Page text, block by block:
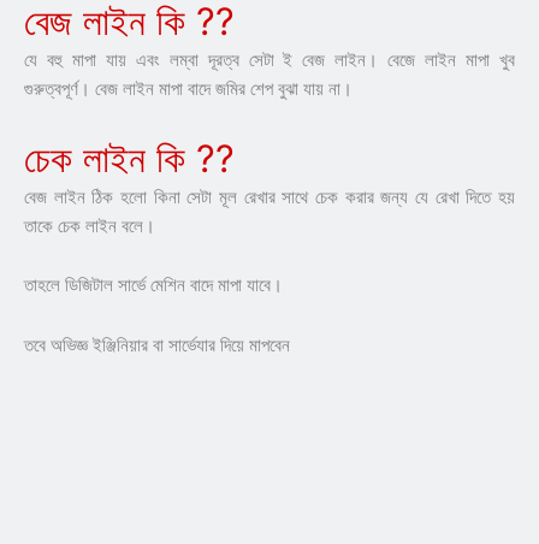
বেজ লাইন কি ??
যে বহু মাপা যায় এবং লম্বা দূরত্ব সেটা ই বেজ লাইন। বেজে লাইন মাপা খুব
গুরুত্বপূর্ণ। বেজ লাইন মাপা বাদে জমির শেপ বুঝা যায় না।
চেক লাইন কি ??
বেজ লাইন ঠিক হলো কিনা সেটা মূল রেখার সাথে চেক করার জন্য যে রেখা দিতে হয়
তাকে চেক লাইন বলে।
তাহলে ডিজিটাল সার্ভে মেশিন বাদে মাপা যাবে।
তবে অভিজ্ঞ ইঞ্জিনিয়ার বা সার্ভেযার দিয়ে মাপবেন